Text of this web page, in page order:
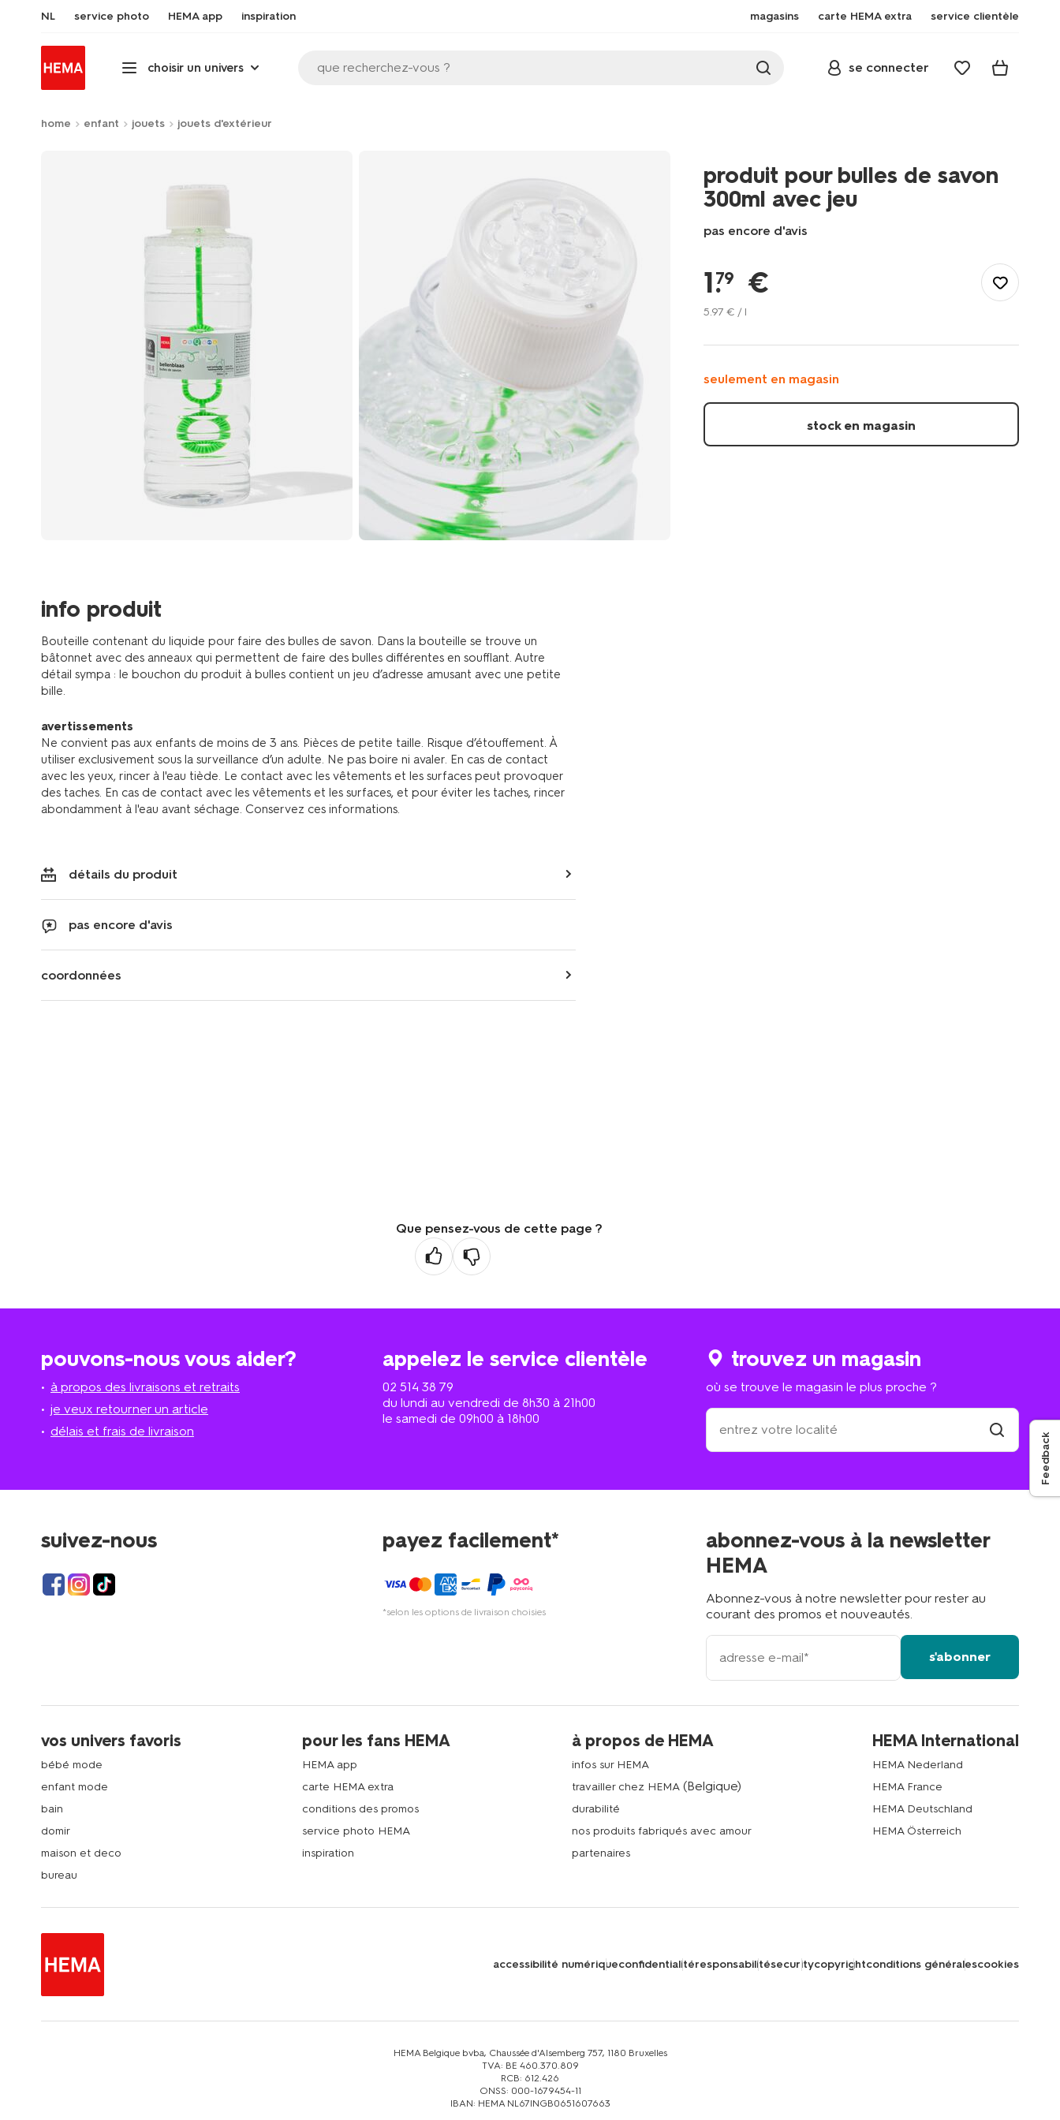
NL service photo HEMA app inspiration magasins carte HEMA extra service clientèle
choisir un univers que recherchez-vous ? se connecter
home enfant jouets jouets d'extérieur
info produit
Bouteille contenant du liquide pour faire des bulles de savon. Dans la bouteille se trouve un
bâtonnet avec des anneaux qui permettent de faire des bulles différentes en soufflant. Autre
détail sympa : le bouchon du produit à bulles contient un jeu d’adresse amusant avec une petite
bille.
avertissements
Ne convient pas aux enfants de moins de 3 ans. Pièces de petite taille. Risque d’étouffement. À
utiliser exclusivement sous la surveillance d’un adulte. Ne pas boire ni avaler. En cas de contact
avec les yeux, rincer à l'eau tiède. Le contact avec les vêtements et les surfaces peut provoquer
des taches. En cas de contact avec les vêtements et les surfaces, et pour éviter les taches, rincer
abondamment à l'eau avant séchage. Conservez ces informations.
détails du produit
pas encore d'avis
coordonnées
produit pour bulles de savon
300ml avec jeu
pas encore d'avis
pour-
300ml-
avec-
1.
79 €
5.97 € / l
seulement en magasin
stock en magasin
Que pensez-vous de cette page ?
pouvons-nous vous aider?
à propos des livraisons et retraits
je veux retourner un article
délais et frais de livraison
appelez le service clientèle
02 514 38 79
du lundi au vendredi de 8h30 à 21h00
le samedi de 09h00 à 18h00
trouvez un magasin
où se trouve le magasin le plus proche ?
où
trouve
le
?
trouver
suivez-nous payez facilement*
*selon les options de livraison choisies
abonnez-vous à la newsletter
HEMA
Abonnez-vous à notre newsletter pour rester au
courant des promos et nouveautés.
votre
adresse
s'abonner
vos univers favoris
bébé mode
enfant mode
bain
domir
maison et deco
bureau
pour les fans HEMA
HEMA app
carte HEMA extra
conditions des promos
service photo HEMA
inspiration
à propos de HEMA
infos sur HEMA
travailler chez HEMA (Belgique)
durabilité
nos produits fabriqués avec amour
partenaires
HEMA International
HEMA Nederland
HEMA France
HEMA Deutschland
HEMA Österreich
accessibilité numériqueconfidentialitéresponsabilitésecuritycopyrightconditions généralescookies
HEMA Belgique bvba, Chaussée d'Alsemberg 757, 1180 Bruxelles
TVA: BE 460.370.809
RCB: 612.426
ONSS: 000-1679454-11
IBAN: HEMA NL67INGB0651607663
Feedback